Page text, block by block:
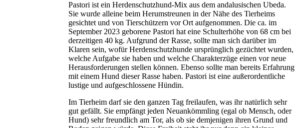
Pastori ist ein Herdenschutzhund-Mix aus dem andalusischen Ubeda.
Sie wurde alleine beim Herumstreunen in der Nähe des Tierheims
gesichtet und von Tierschützern vor Ort aufgenommen. Die ca. im
September 2023 geborene Pastori hat eine Schulterhöhe von 68 cm bei
derzeitigen 40 kg. Aufgrund der Rasse, sollte man sich darüber im
Klaren sein, wofür Herdenschutzhunde ursprünglich gezüchtet wurden,
welche Aufgabe sie haben und welche Charakterzüge einen vor neue
Herausforderungen stellen können. Ebenso sollte man bereits Erfahrung
mit einem Hund dieser Rasse haben. Pastori ist eine außerordentliche
lustige und aufgeschlossene Hündin.
Im Tierheim darf sie den ganzen Tag freilaufen, was ihr natürlich sehr
gut gefällt. Sie empfängt jeden Neuankömmling (egal ob Mensch, oder
Hund) sehr freundlich am Tor, als ob sie demjenigen ihren Grund und